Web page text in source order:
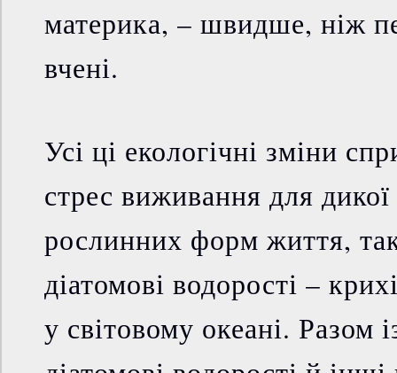
материка, – швидше, ніж
вчені.
Усі ці екологічні зміни
стрес виживання для
рослинних форм життя,
діатомові водорості –
у світовому океані. Разом